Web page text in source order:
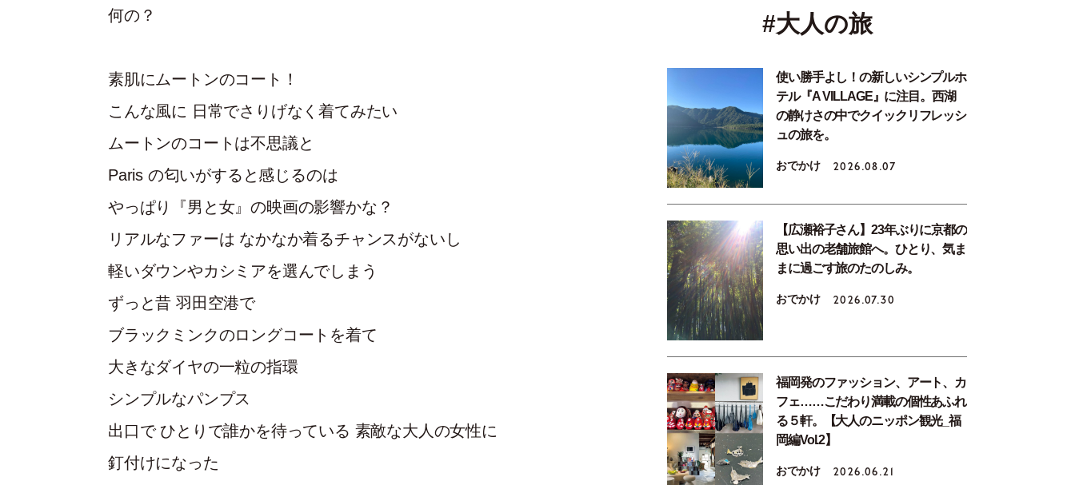
何の？
素肌にムートンのコート！
こんな風に 日常でさりげなく着てみたい
ムートンのコートは不思議と
Paris の匂いがすると感じるのは
やっぱり『男と女』の映画の影響かな？
リアルなファーは なかなか着るチャンスがないし
軽いダウンやカシミアを選んでしまう
ずっと昔 羽田空港で
ブラックミンクのロングコートを着て
大きなダイヤの一粒の指環
シンプルなパンプス
出口で ひとりで誰かを待っている 素敵な大人の女性に
釘付けになった
#大人の旅
使い勝手よし！の新しいシンプルホ
テル『A VILLAGE』に注目。西湖
の静けさの中でクイックリフレッシ
ュの旅を。
おでかけ 2026.08.07
【広瀬裕子さん】23年ぶりに京都の
思い出の老舗旅館へ。ひとり、気ま
まに過ごす旅のたのしみ。
おでかけ 2026.07.30
福岡発のファッション、アート、カ
フェ……こだわり満載の個性あふれ
る５軒。【大人のニッポン観光_福
岡編Vol.2】
おでかけ 2026.06.21